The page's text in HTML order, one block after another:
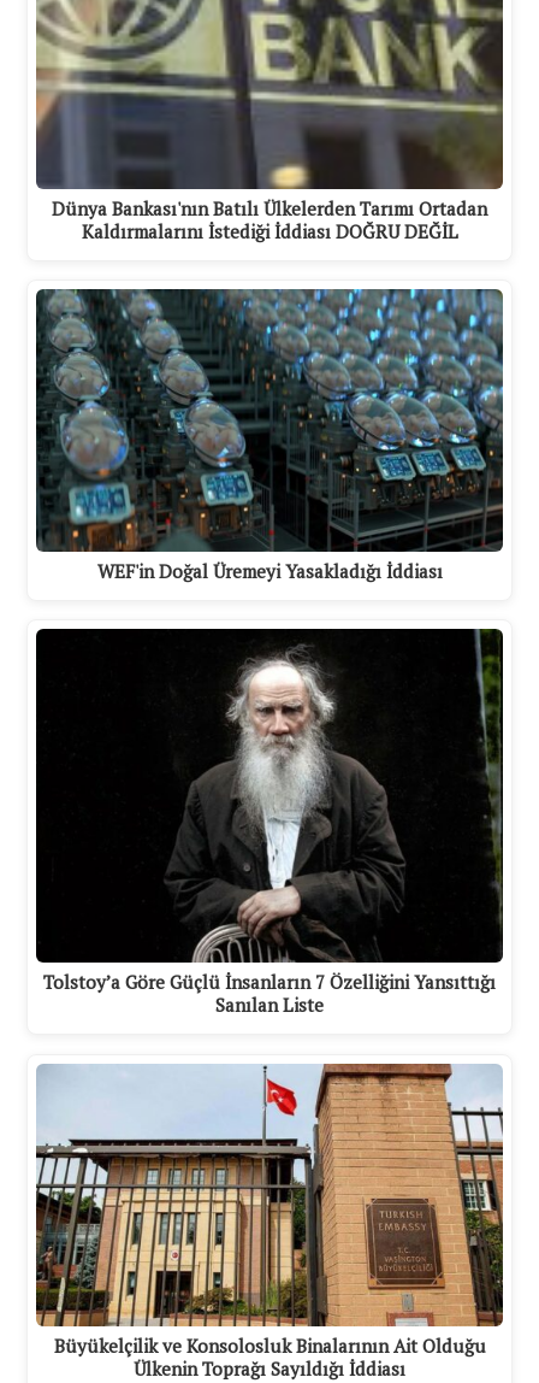
Dünya Bankası'nın Batılı Ülkelerden Tarımı Ortadan
Kaldırmalarını İstediği İddiası DOĞRU DEĞİL
WEF'in Doğal Üremeyi Yasakladığı İddiası
Tolstoy’a Göre Güçlü İnsanların 7 Özelliğini Yansıttığı
Sanılan Liste
Büyükelçilik ve Konsolosluk Binalarının Ait Olduğu
Ülkenin Toprağı Sayıldığı İddiası